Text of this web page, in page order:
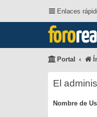
Enlaces
foro
Portal
El
Nombre de